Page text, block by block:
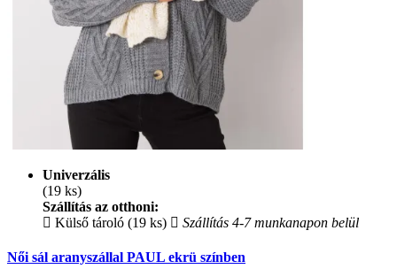
Univerzális
(19 ks)
Szállítás az otthoni:
Külső tároló (19 ks)
Szállítás 4-7 munkanapon belül
Női sál aranyszállal PAUL ekrü színben